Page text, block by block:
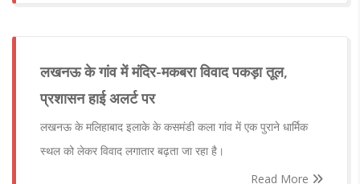
लखनऊ के गांव में मंदिर-मकबरा विवाद पकड़ा तूल,
प्रशासन हाई अलर्ट पर
लखनऊ के मलिहाबाद इलाके के कसमंडी कला गांव में एक पुराने धार्मिक
स्थल को लेकर विवाद लगातार बढ़ता जा रहा है।
Read More